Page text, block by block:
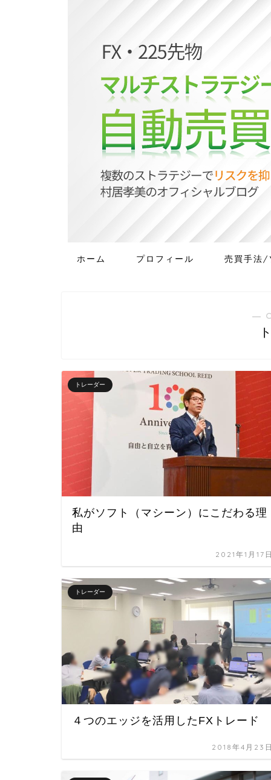
ホーム プロフィール 売買手法/
―
トレーダー
私がソフト（マシーン）にこだわる理
由
2021年1月17
トレーダー
４つのエッジを活用したFXトレード
2018年4月23